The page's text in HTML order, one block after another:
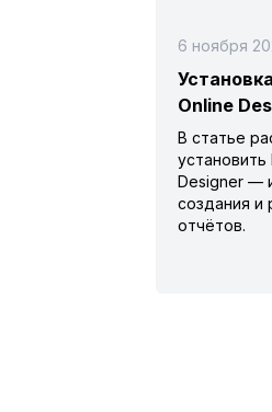
6 ноября
Online
В статье
установить
Designer —
создания и
отчётов.